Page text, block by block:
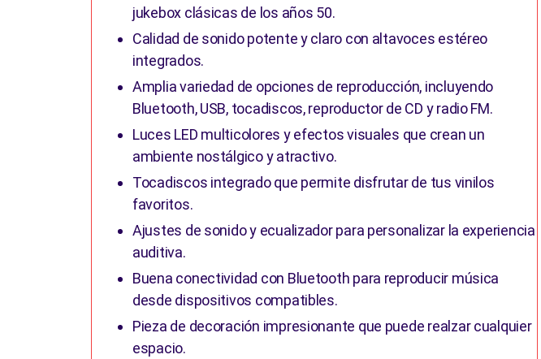
jukebox clásicas de los años 50.
Calidad de sonido potente y claro con altavoces estéreo
integrados.
Amplia variedad de opciones de reproducción, incluyendo
Bluetooth, USB, tocadiscos, reproductor de CD y radio FM.
Luces LED multicolores y efectos visuales que crean un
ambiente nostálgico y atractivo.
Tocadiscos integrado que permite disfrutar de tus vinilos
favoritos.
Ajustes de sonido y ecualizador para personalizar la experiencia
auditiva.
Buena conectividad con Bluetooth para reproducir música
desde dispositivos compatibles.
Pieza de decoración impresionante que puede realzar cualquier
espacio.